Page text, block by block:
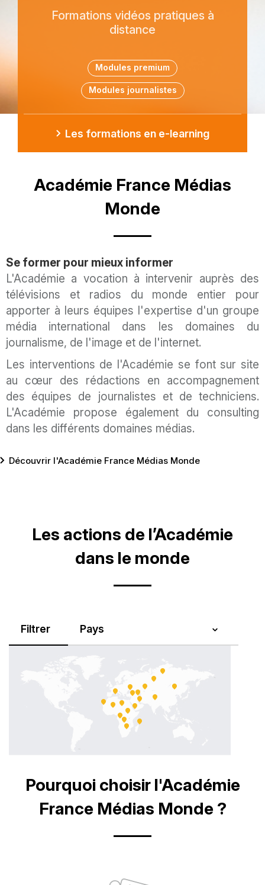
titre
Description
Formations vidéos pratiques à
distance
Modules premium
Modules journalistes
Les formations en e-learning
TitreAcadémie France Médias
Monde
Sous-
titre
Se former pour mieux informer
Description
L'Académie a vocation à intervenir auprès des
télévisions et radios du monde entier pour
apporter à leurs équipes l'expertise d'un groupe
média international dans les domaines du
journalisme, de l'image et de l'internet.
Les interventions de l'Académie se font sur site
au cœur des rédactions en accompagnement
des équipes de journalistes et de techniciens.
L'Académie propose également du consulting
dans les différents domaines médias.
LienDécouvrir l'Académie France Médias Monde
Titre
Les actions de l’Académie
dans le monde
Filtrer
Titre
Pourquoi choisir l'Académie
France Médias Monde ?